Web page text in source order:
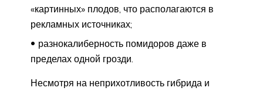
«картинных» плодов, что располагаются в
рекламных источниках;
разнокалиберность помидоров даже в
пределах одной грозди.
Несмотря на неприхотливость гибрида и